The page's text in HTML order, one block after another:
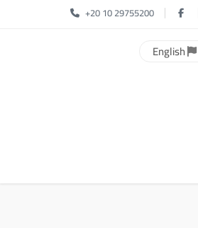
+20 10 29755200
English